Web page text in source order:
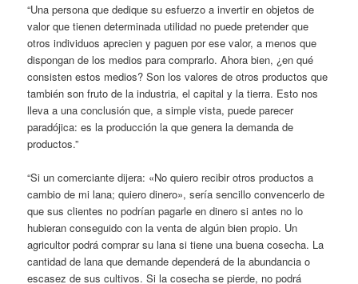
“Una persona que dedique su esfuerzo a invertir en objetos de
valor que tienen determinada utilidad no puede pretender que
otros individuos aprecien y paguen por ese valor, a menos que
dispongan de los medios para comprarlo. Ahora bien, ¿en qué
consisten estos medios? Son los valores de otros productos que
también son fruto de la industria, el capital y la tierra. Esto nos
lleva a una conclusión que, a simple vista, puede parecer
paradójica: es la producción la que genera la demanda de
productos.”
“Si un comerciante dijera: «No quiero recibir otros productos a
cambio de mi lana; quiero dinero», sería sencillo convencerlo de
que sus clientes no podrían pagarle en dinero si antes no lo
hubieran conseguido con la venta de algún bien propio. Un
agricultor podrá comprar su lana si tiene una buena cosecha. La
cantidad de lana que demande dependerá de la abundancia o
escasez de sus cultivos. Si la cosecha se pierde, no podrá